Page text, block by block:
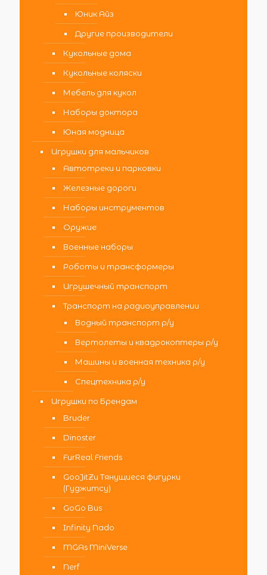
Юник Айз
Другие производители
Кукольные дома
Кукольные коляски
Мебель для кукол
Наборы доктора
Юная модница
Игрушки для мальчиков
Автотреки и парковки
Железные дороги
Наборы инструментов
Оружие
Военные наборы
Роботы и трансформеры
Игрушечный транспорт
Транспорт на радиоуправлении
Водный транспорт р/у
Вертолеты и квадрокоптеры р/у
Машины и военная техника р/у
Спецтехника р/у
Игрушки по Брендам
Bruder
Dinoster
FurReal Friends
GooJitZu Тянущиеся фигурки
(Гуджитсу)
GoGo Bus
Infinity Nado
MGAs MiniVerse
Nerf